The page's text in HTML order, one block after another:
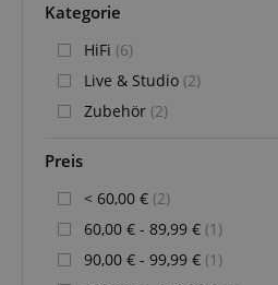
Kategorie
HiFi (6)
Live & Studio (2)
Zubehör (2)
Preis
< 60,00 € (2)
60,00 € - 89,99 € (1)
90,00 € - 99,99 € (1)